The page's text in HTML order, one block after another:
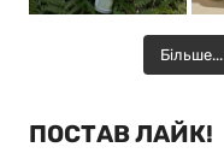
Більше...
ПОСТАВ ЛАЙК!